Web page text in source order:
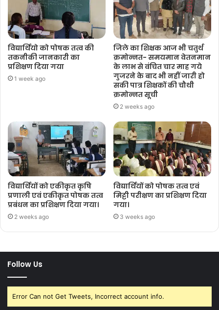
विद्यार्थियो को पोषक तत्व की
तकनीकी जानकारी का
प्रशिक्षण दिया गया
1 week ago
जिले का शिक्षक आज भी चतुर्थ
क्रमोन्नत- समयमान वेतनमान
के लाभ से वंचित चार माह गये
गुजरने के बाद भी नहीं जारी हो
सकी पात्र शिक्षकों की चौथी
क्रमोन्नत सूची
2 weeks ago
विद्यार्थियों को एकीकृत कृषि
प्रणाली एवं एकीकृत पोषक तत्व
प्रबंधन का प्रशिक्षण दिया गया।
2 weeks ago
विद्यार्थियों को पोषक तत्व एवं
मिट्टी परीक्षण का प्रशिक्षण दिया
गया।
3 weeks ago
Follow Us
Error Can not Get Tweets, Incorrect account info.